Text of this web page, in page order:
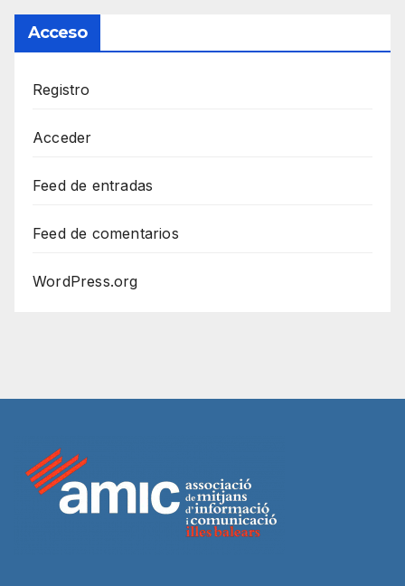
Acceso
Registro
Acceder
Feed de entradas
Feed de comentarios
WordPress.org